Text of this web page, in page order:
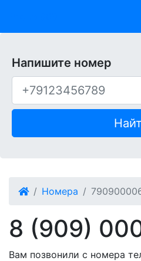
Напишите номер
Номера
8 (909)
Вам позвонили с номера